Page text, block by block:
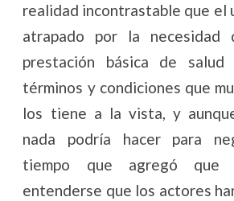
realidad incontrastable que el
atrapado por la necesidad
prestación básica de
términos y condiciones que
los tiene a la vista, y
nada podría hacer para
tiempo que agregó que
entenderse que los actores